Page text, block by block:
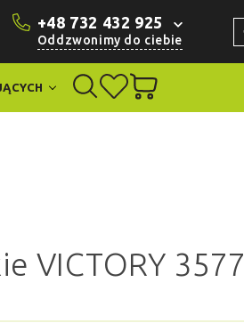
+48 732 432 925
Oddzwonimy do ciebie
VICTORY 3577